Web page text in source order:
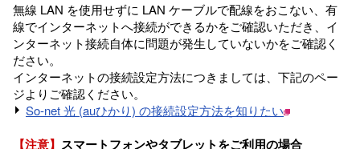
無線 LAN を使用せずに LAN ケーブルで配線をおこない、有
線でインターネットへ接続ができるかをご確認いただき、イ
ンターネット接続自体に問題が発生していないかをご確認く
ださい。
インターネットの接続設定方法につきましては、下記のペー
ジよりご確認ください。
So-net 光 (auひかり) の接続設定方法を知りたい
【注意】 スマートフォンやタブレットをご利用の場合